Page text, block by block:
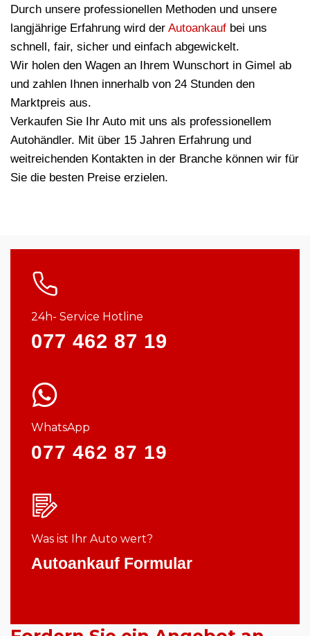
Durch unsere professionellen Methoden und unsere
langjährige Erfahrung wird der Autoankauf bei uns
schnell, fair, sicher und einfach abgewickelt.
Wir holen den Wagen an Ihrem Wunschort in Gimel ab
und zahlen Ihnen innerhalb von 24 Stunden den
Marktpreis aus.
Verkaufen Sie Ihr Auto mit uns als professionellem
Autohändler. Mit über 15 Jahren Erfahrung und
weitreichenden Kontakten in der Branche können wir für
Sie die besten Preise erzielen.
24h- Service Hotline
077 462 87 19
WhatsApp
077 462 87 19
Was ist Ihr Auto wert?
Autoankauf Formular